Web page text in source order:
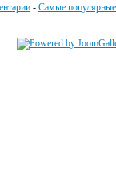
- Самые популярные